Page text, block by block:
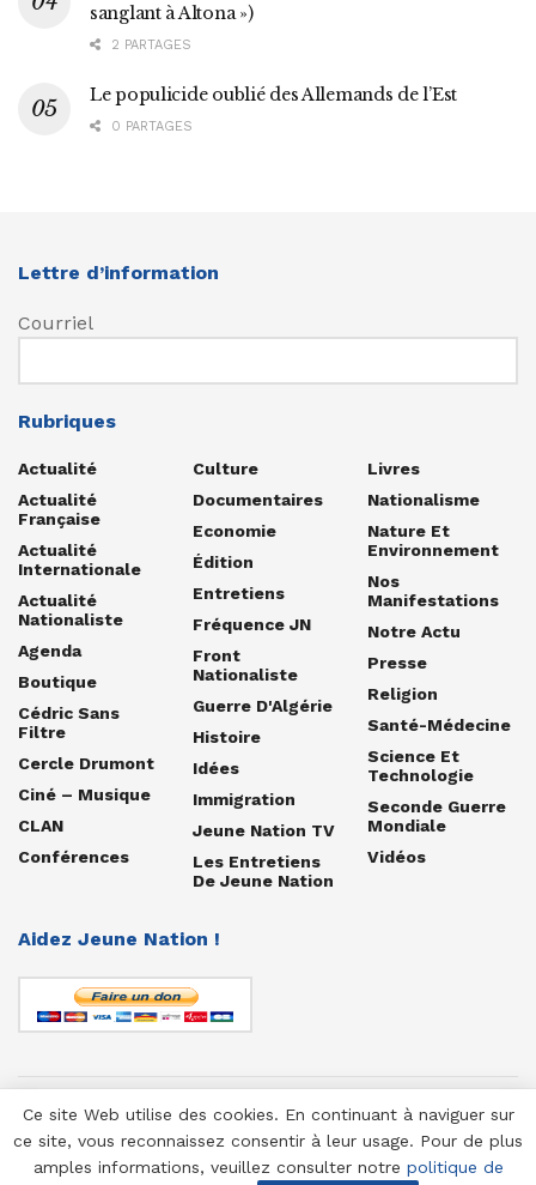
sanglant à Altona »)
2 PARTAGES
Le populicide oublié des Allemands de l’Est
0 PARTAGES
Lettre d’information
Courriel
Rubriques
Actualité
Actualité
Française
Actualité
Internationale
Actualité
Nationaliste
Agenda
Boutique
Cédric Sans
Filtre
Cercle Drumont
Ciné – Musique
CLAN
Conférences
Culture
Documentaires
Economie
Édition
Entretiens
Fréquence JN
Front
Nationaliste
Guerre D'Algérie
Histoire
Idées
Immigration
Jeune Nation TV
Les Entretiens
De Jeune Nation
Livres
Nationalisme
Nature Et
Environnement
Nos
Manifestations
Notre Actu
Presse
Religion
Santé-Médecine
Science Et
Technologie
Seconde Guerre
Mondiale
Vidéos
Aidez Jeune Nation !
© 1958-2025 Jeune Nation
Ce site Web utilise des cookies. En continuant à naviguer sur
ce site, vous reconnaissez consentir à leur usage. Pour de plus
amples informations, veuillez consulter notre politique de